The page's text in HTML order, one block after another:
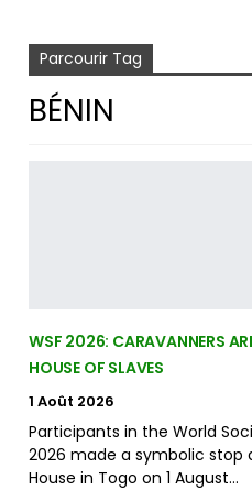
Parcourir Tag
BÉNIN
WSF 2026: CARAVANNERS
HOUSE OF SLAVES
1 Août 2026
Participants in the World
2026 made a symbolic stop
House in Togo on 1 August…